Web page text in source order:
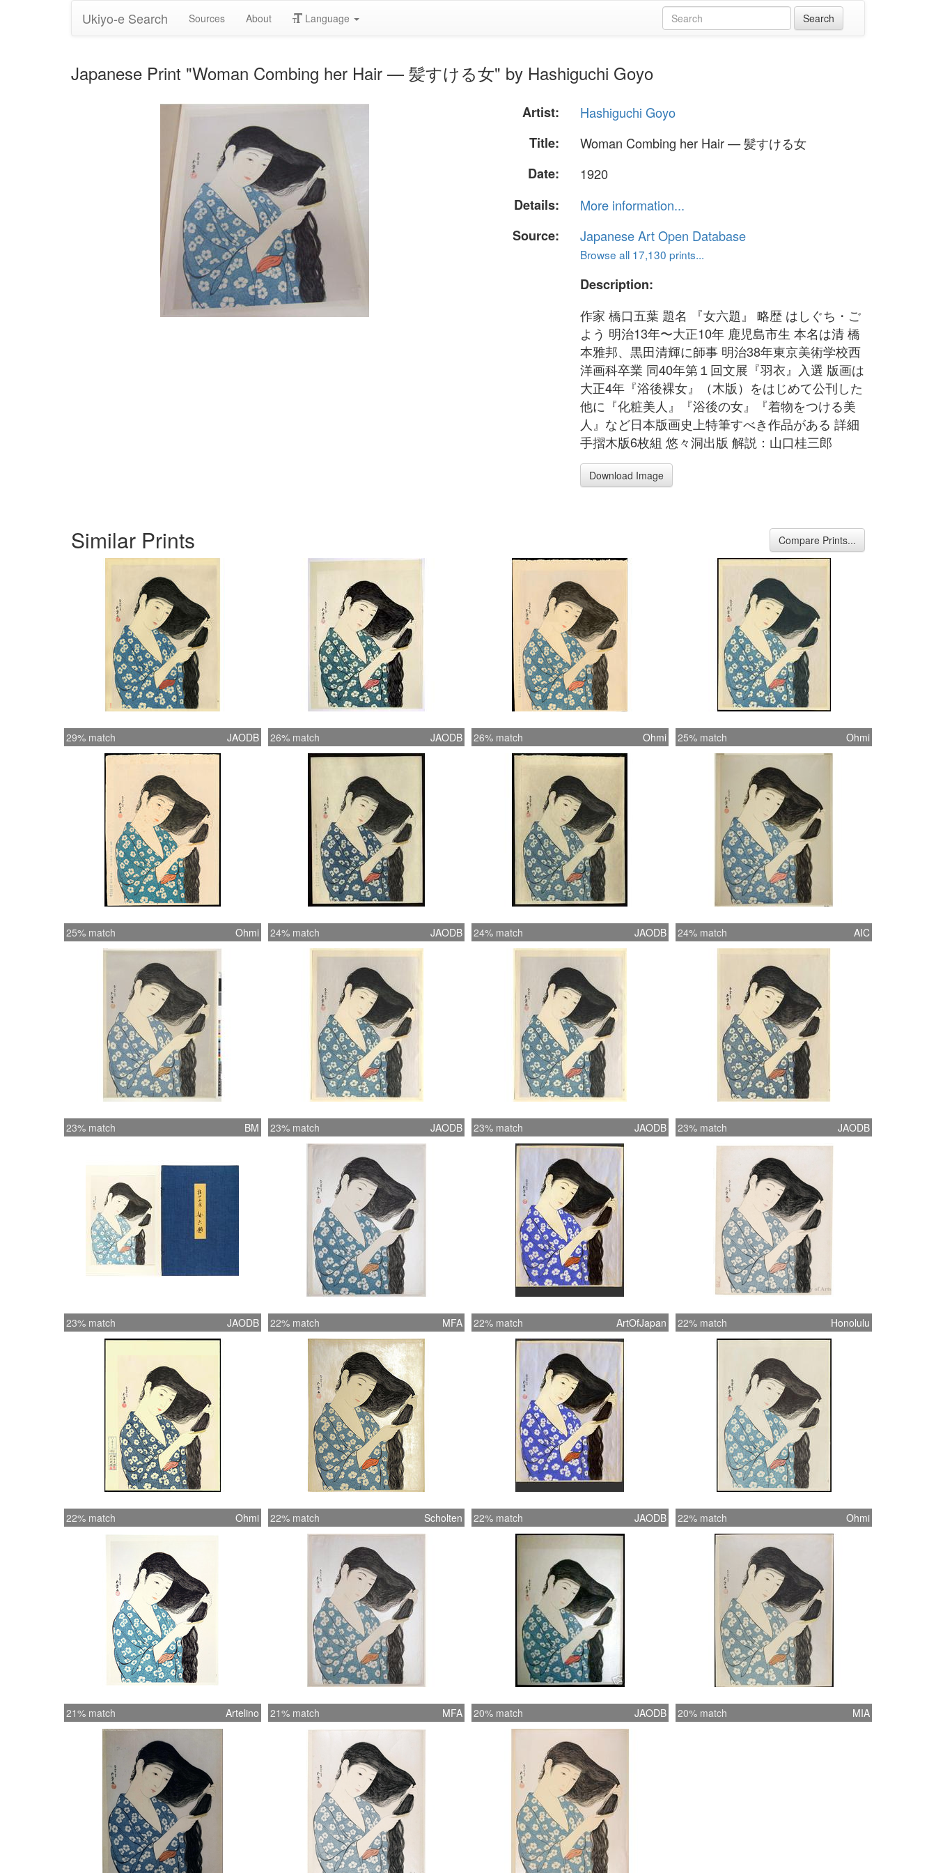
Ukiyo-e Search Sources About Language
Japanese Print "Woman Combing her Hair — 髪すける女" by Hashiguchi Goyo
Artist:
Hashiguchi Goyo
Title:
Woman Combing her Hair — 髪すける女
Date:
1920
Details:
More information...
Source:
Japanese Art Open Database
Browse all 17,130 prints...
Description:
作家 橋口五葉 題名 『女六題』 略歴 はしぐち・ご
よう 明治13年〜大正10年 鹿児島市生 本名は清 橋
本雅邦、黒田清輝に師事 明治38年東京美術学校西
洋画科卒業 同40年第１回文展『羽衣』入選 版画は
大正4年『浴後裸女』（木版）をはじめて公刊した
他に『化粧美人』『浴後の女』『着物をつける美
人』など日本版画史上特筆すべき作品がある 詳細
手摺木版6枚組 悠々洞出版 解説：山口桂三郎
Download Image
Similar Prints Compare Prints...
29% match JAODB 26% match JAODB 26% match Ohmi 25% match Ohmi
25% match Ohmi 24% match JAODB 24% match JAODB 24% match AIC
23% match BM 23% match JAODB 23% match JAODB 23% match JAODB
23% match JAODB 22% match MFA 22% match ArtOfJapan 22% match Honolulu
22% match Ohmi 22% match Scholten 22% match JAODB 22% match Ohmi
21% match Artelino 21% match MFA 20% match JAODB 20% match MIA